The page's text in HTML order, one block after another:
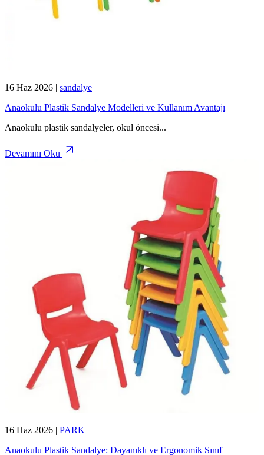
16 Haz 2026 | sandalye
Anaokulu Plastik Sandalye Modelleri ve Kullanım Avantajı
Anaokulu plastik sandalyeler, okul öncesi...
Devamını Oku
16 Haz 2026 | PARK
Anaokulu Plastik Sandalye: Dayanıklı ve Ergonomik Sınıf